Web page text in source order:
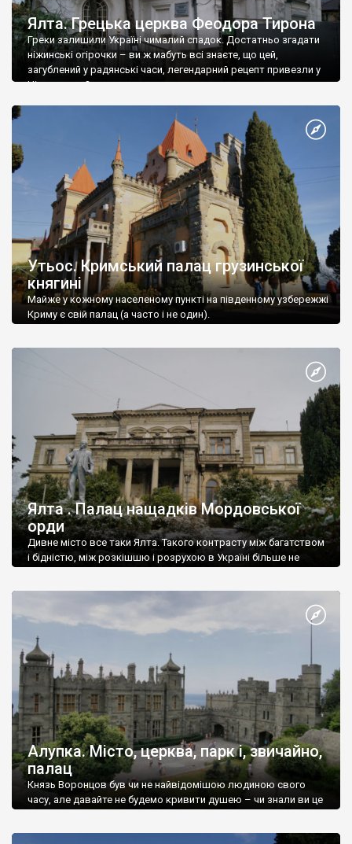
Ялта. Грецька церква Феодора Тирона
Греки залишили Україні чималий спадок. Достатньо згадати
ніжинські огірочки – ви ж мабуть всі знаєте, що цей,
загублений у радянські часи, легендарний рецепт привезли у
Ніжин греки?
Утьос. Кримський палац грузинської
княгині
Майже у кожному населеному пункті на південному узбережжі
Криму є свій палац (а часто і не один).
Ялта . Палац нащадків Мордовської
орди
Дивне місто все таки Ялта. Такого контрасту між багатством
і бідністю, між розкішшю і розрухою в Україні більше не
Алупка. Місто, церква, парк і, звичайно,
палац
Князь Воронцов був чи не найвідомішою людиною свого
часу, але давайте не будемо кривити душею – чи знали ви це